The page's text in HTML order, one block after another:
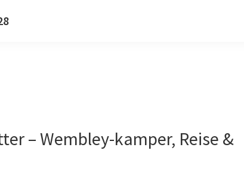
– Wembley-kamper, Reise &